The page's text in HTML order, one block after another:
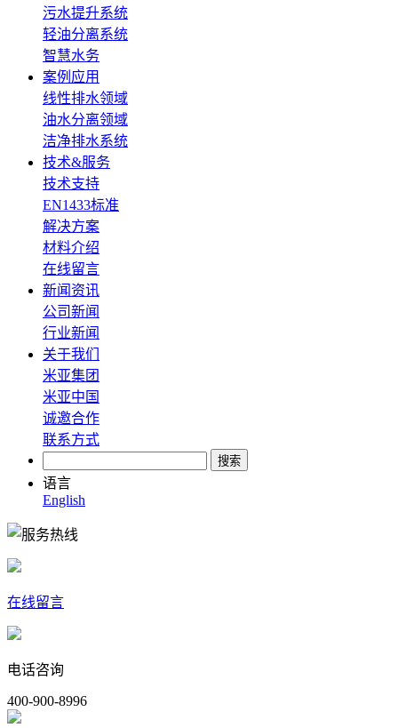
污水提升系统
轻油分离系统
智慧水务
案例应用
线性排水领域
油水分离领域
洁净排水系统
技术&服务
技术支持
EN1433标准
解决方案
材料介绍
在线留言
新闻资讯
公司新闻
行业新闻
关于我们
米亚集团
米亚中国
诚邀合作
联系方式
语言
English
在线留言
电话咨询
400-900-8996